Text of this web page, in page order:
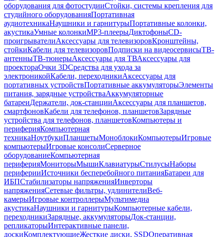
оборудования для фотостудииСтойки, системы крепления для
студийного оборудованияПортативная
аудиотехникаНаушники и гарнитурыПортативные колонки,
акустикаУмные колонкиMP3-плеерыДиктофоныCD-
проигрывателиАксессуары для телевизоровКронштейны,
стойкиКабели для телевизоровПодписки на видеосервисыТВ-
антенныТВ-тюнерыАксессуары для ТВАксессуары для
проектораОчки 3DСредства для ухода за
электроникойКабели, переходникиАксессуары для
портативных устройствПортативные аккумуляторыЭлементы
питания, зарядные устройстваАккумуляторные
батареиДержатели, док-станцииАксессуары для планшетов,
смартфоновКабели для телефонов, планшетовЗарядные
устройства для телефонов, планшетовКомпьютеры и
периферияКомпьютерная
техникаНоутбукиПланшетыМоноблокиКомпьютерыИгровые
компьютерыИгровые консолиСерверное
оборудованиеКомпьютерная
периферияМониторыМышиКлавиатурыСтилусыНаборы
периферииИсточники бесперебойного питанияБатареи для
ИБПСтабилизаторы напряженияИнверторы
напряженияСетевые фильтры, удлинителиВеб-
камерыИгровые контроллерыМультимедиа
акустикаНаушники и гарнитурыКомпьютерные кабели,
переходникиЗарядные, аккумуляторыДок-станции,
репликаторыИнтерактивные панели,
доскиКомплектующиеЖесткие диски, SSDОперативная